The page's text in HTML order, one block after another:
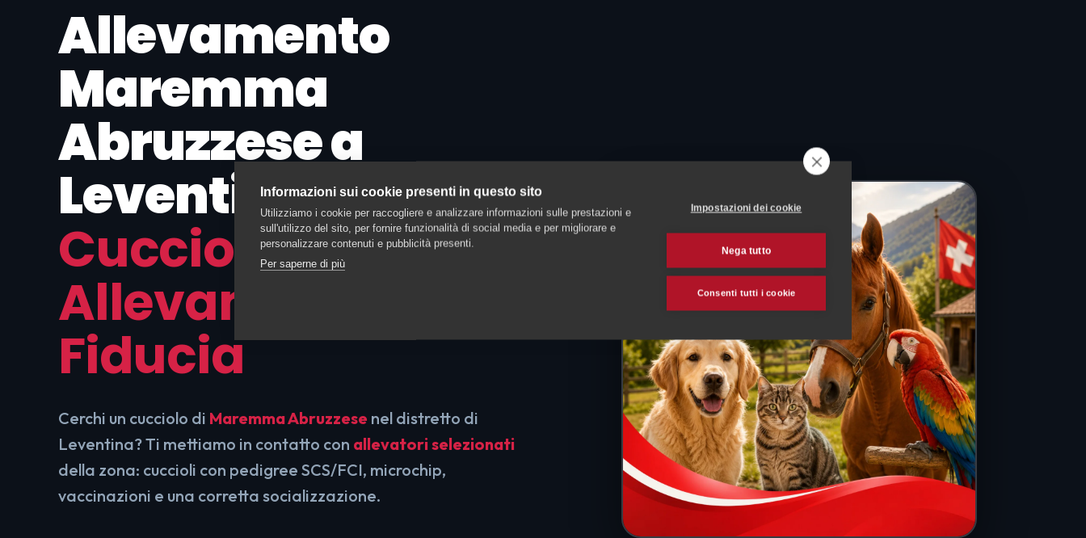
Allevamento
Maremma
Abruzzese a
Leventina:Il Tuo
Cucciolo da
Allevamenti di
Fiducia
Cerchi un cucciolo di Maremma Abruzzese nel distretto di
Leventina? Ti mettiamo in contatto con allevatori selezionati
della zona: cuccioli con pedigree SCS/FCI, microchip,
vaccinazioni e una corretta socializzazione.
Informazioni sui cookie presenti in questo sito
Utilizziamo i cookie per raccogliere e analizzare informazioni sulle prestazioni e
sull'utilizzo del sito, per fornire funzionalità di social media e per migliorare e
personalizzare contenuti e pubblicità presenti.
Per saperne di più
Impostazioni dei cookie
Nega tutto
Consenti tutti i cookie